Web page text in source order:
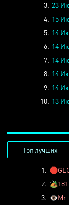
3. 23
4. 15
5. 14
6. 14
7. 14
8. 14
9. 14
10. 13
Топ лучших
1. 🛑
2. 🏕️
3. 👁️